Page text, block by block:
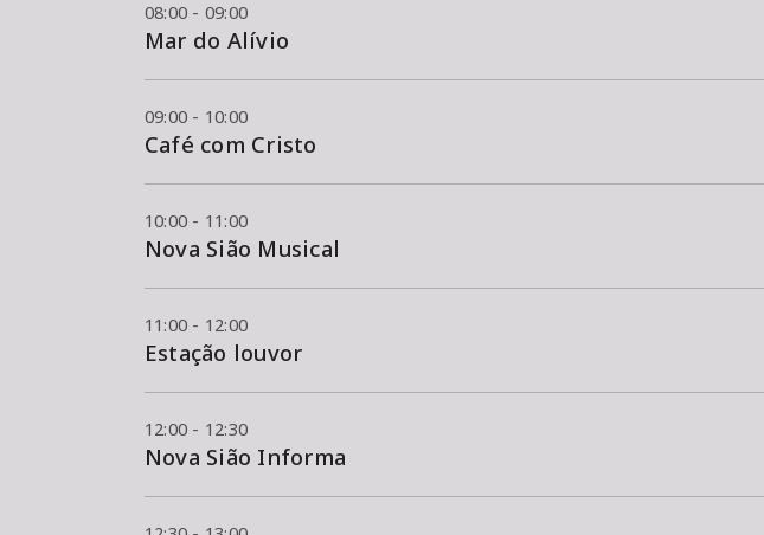
08:00 - 09:00
Mar do Alívio
09:00 - 10:00
Café com Cristo
10:00 - 11:00
Nova Sião Musical
11:00 - 12:00
Estação louvor
12:00 - 12:30
Nova Sião Informa